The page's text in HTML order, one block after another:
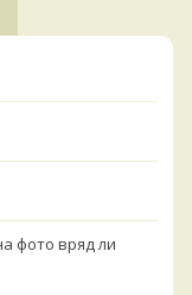
фото вряд ли